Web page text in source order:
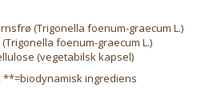
(Trigonella foenum-graecum L.)
foenum-graecum L.)
(vegetabilsk kapsel)
ingrediens